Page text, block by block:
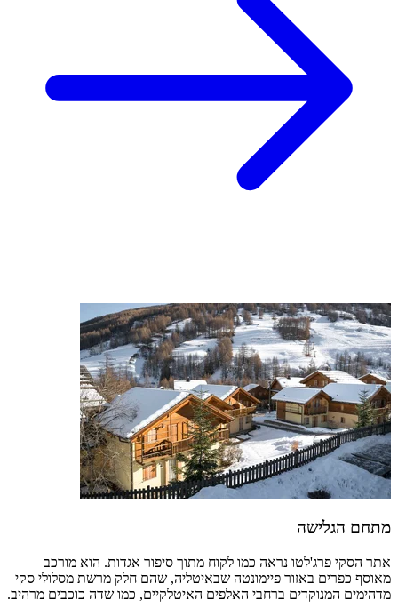
מתחם הגלישה
אתר הסקי פרג'לטו נראה כמו לקוח מתוך סיפור אגדות. הוא מורכב
מאוסף כפרים באזור פיימונטה שבאיטליה, שהם חלק מרשת מסלולי סקי
מדהימים המנוקדים ברחבי האלפים האיטלקיים, כמו שדה כוכבים מרהיב.